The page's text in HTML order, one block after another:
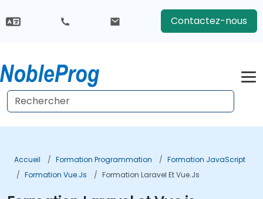
Contactez-nous
Accueil Formation Programmation
Formation JavaScript
Formation Vue.js
Formation Laravel Et Vue.js